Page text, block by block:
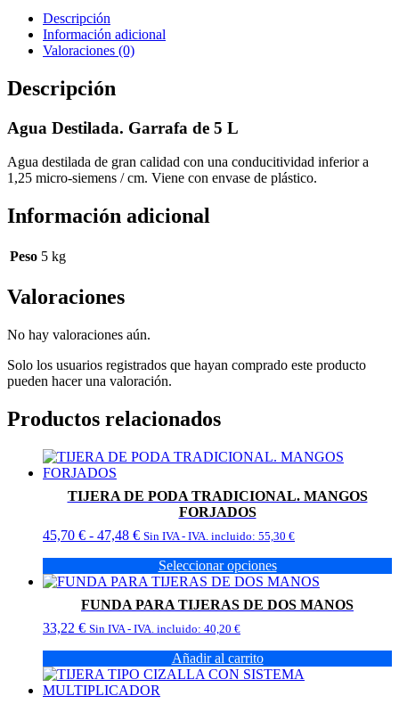
Descripción
Información adicional
Valoraciones (0)
Descripción
Agua Destilada. Garrafa de 5 L
Agua destilada de gran calidad con una conducitividad inferior a
1,25 micro-siemens / cm. Viene con envase de plástico.
Información adicional
Peso 5 kg
Valoraciones
No hay valoraciones aún.
Solo los usuarios registrados que hayan comprado este producto
pueden hacer una valoración.
Productos relacionados
TIJERA DE PODA TRADICIONAL. MANGOS
FORJADOS
45,70 € - 47,48 €Rango
precios:
desde
45,70 €
hasta
47,48 €
Sin IVA - IVA. incluido: 55,30 €
Seleccionar opciones
Este
producto
múltiples
opciones
se
FUNDA PARA TIJERAS DE DOS MANOS
33,22 € Sin IVA - IVA. incluido: 40,20 €
Añadir al carrito